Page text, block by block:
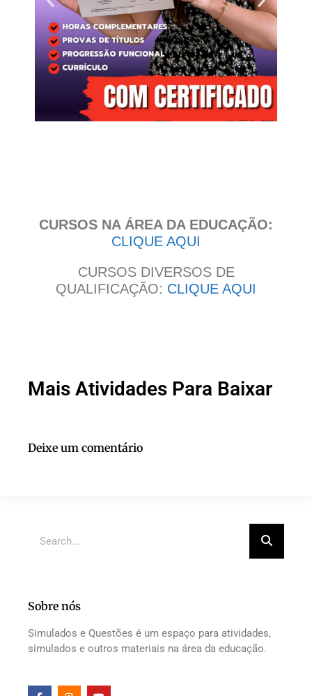
CURSOS NA ÁREA DA EDUCAÇÃO:
CLIQUE AQUI
CURSOS DIVERSOS DE
QUALIFICAÇÃO: CLIQUE AQUI
Mais Atividades Para Baixar
Deixe um comentário
Sobre nós
Simulados e Questões é um espaço para atividades,
simulados e outros materiais na área da educação.